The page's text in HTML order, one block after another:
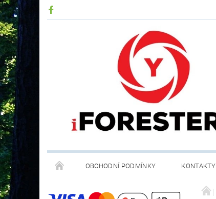
OBCHODNÍ PODMÍNKY KONTAKTY
RECYKLACE ELEKTROODPADU A BATERIÍ